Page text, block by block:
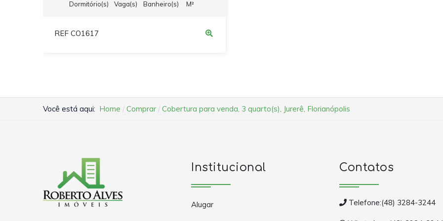
Dormitório(s) Vaga(s) Banheiro(s) M²
REF CO1617
Você está aqui: Home Comprar Cobertura para venda, 3 quarto(s), Jurerê, Florianópolis
Institucional
Alugar
Contatos
Telefone:(48) 3284-3244